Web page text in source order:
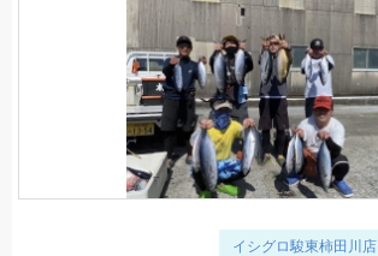
イシグロ駿東柿田川店